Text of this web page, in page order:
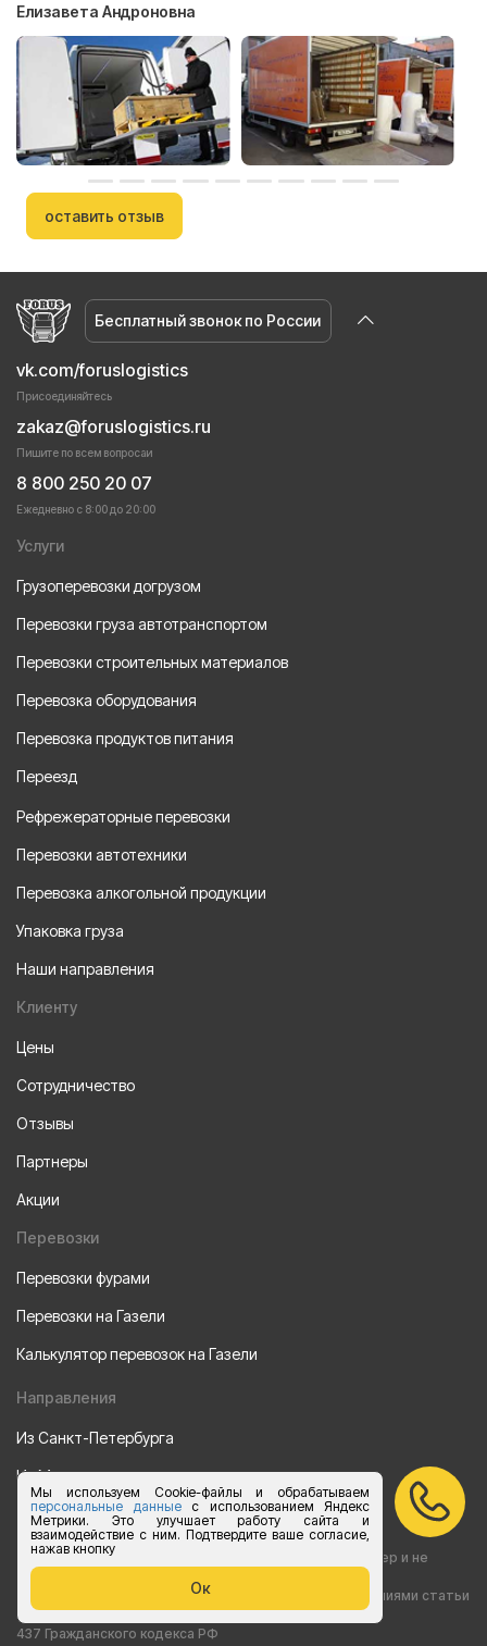
Мы используем Cookie-файлы и обрабатываем
персональные данныес использованием Яндекс
Метрики. Это улучшает работу сайта и
взаимодействие с ним. Подтвердите ваше согласие,
нажав кнопку
Ок
Елизавета Андроновна
оставить отзыв
Бесплатный звонок по России
vk.com/foruslogistics
Присоединяйтесь
zakaz@foruslogistics.ru
Пишите по всем вопросаи
8 800 250 20 07
Ежедневно с 8:00 до 20:00
Услуги
Грузоперевозки догрузом
Перевозки груза автотранспортом
Перевозки строительных материалов
Перевозка оборудования
Перевозка продуктов питания
Переезд
Рефрежераторные перевозки
Перевозки автотехники
Перевозка алкогольной продукции
Упаковка груза
Наши направления
Клиенту
Цены
Сотрудничество
Отзывы
Партнеры
Акции
Перевозки
Перевозки фурами
Перевозки на Газели
Калькулятор перевозок на Газели
Направления
Из Санкт-Петербурга
Из Москвы
Все права защищены 2015-2026 г.
Информация на сайте носит ознакомительный характер и не
является публичной офертой, определяемой положениями статьи
437 Гражданского кодекса РФ